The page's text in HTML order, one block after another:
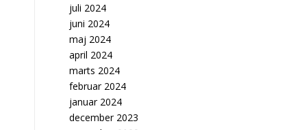
juli 2024
juni 2024
maj 2024
april 2024
marts 2024
februar 2024
januar 2024
december 2023